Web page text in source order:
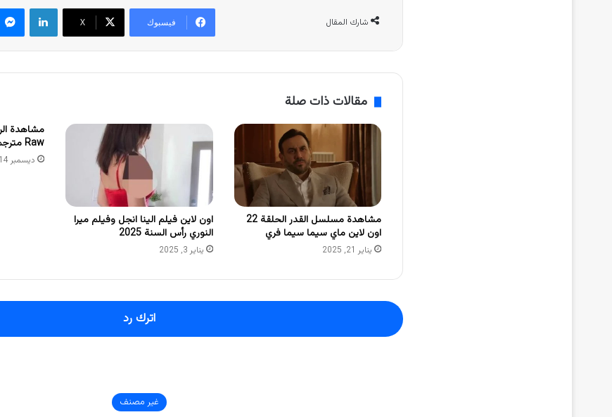
شارك المقال فيسبوك ‫X
لينكدإن
مقالات ذات صلة
مشاهدة مسلسل القدر الحلقة 22
اون لاين ماي سيما سيما فري
يناير 21, 2025
اون لاين فيلم الينا انجل وفيلم ميرا
النوري رأس السنة 2025
يناير 3, 2025
Raw مترجم كامل 28-12-2021
ديسمبر 14, 2024
اترك رد